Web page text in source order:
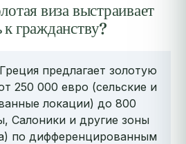
виза выстраивает
гражданству?
Греция предлагает золотую
250 000 евро (сельские и
локации) до 800
Салоники и другие зоны
по дифференцированным